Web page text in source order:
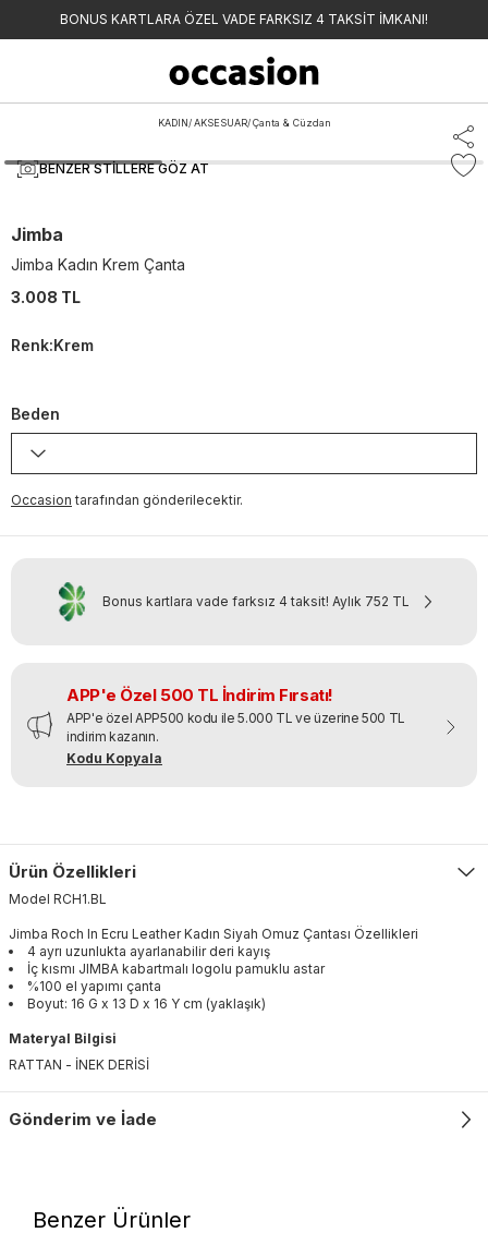
BONUS KARTLARA ÖZEL VADE FARKSIZ 4 TAKSİT İMKANI!
KADIN/ AKSESUAR/ Çanta & Cüzdan
BENZER STILLERE GÖZ AT
Jimba
Jimba Kadın Krem Çanta
3.008 TL
Renk:Krem
Beden
Occasion tarafından gönderilecektir.
Bonus kartlara vade farksız 4 taksit! Aylık 752 TL
APP'e Özel 500 TL İndirim Fırsatı!
APP'e özel APP500 kodu ile 5.000 TL ve üzerine 500 TL
indirim kazanın.
Kodu Kopyala
Ürün Özellikleri
Model RCH1.BL
Jimba Roch In Ecru Leather Kadın Siyah Omuz Çantası Özellikleri
4 ayrı uzunlukta ayarlanabilir deri kayış
İç kısmı JIMBA kabartmalı logolu pamuklu astar
%100 el yapımı çanta
Boyut: 16 G x 13 D x 16 Y cm (yaklaşık)
Materyal Bilgisi
RATTAN - İNEK DERİSİ
Gönderim ve İade
Benzer Ürünler